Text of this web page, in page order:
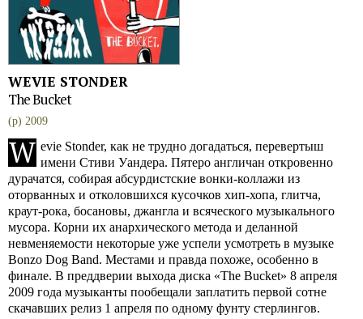
WEVIE STONDER
The Bucket
(p) 2009
W evie Stonder, как не трудно догадаться, перевертыш
имени Стиви Уандера. Пятеро англичан откровенно
дурачатся, собирая абсурдистские вонки-коллажи из
оторванных и отколовшихся кусочков хип-хопа, глитча,
краут-рока, босановы, джангла и всяческого музыкального
мусора. Корни их анархического метода и деланной
невменяемости некоторые уже успели усмотреть в музыке
Bonzo Dog Band. Местами и правда похоже, особенно в
финале. В преддверии выхода диска «The Bucket» 8 апреля
2009 года музыканты пообещали заплатить первой сотне
скачавших релиз 1 апреля по одному фунту стерлингов.